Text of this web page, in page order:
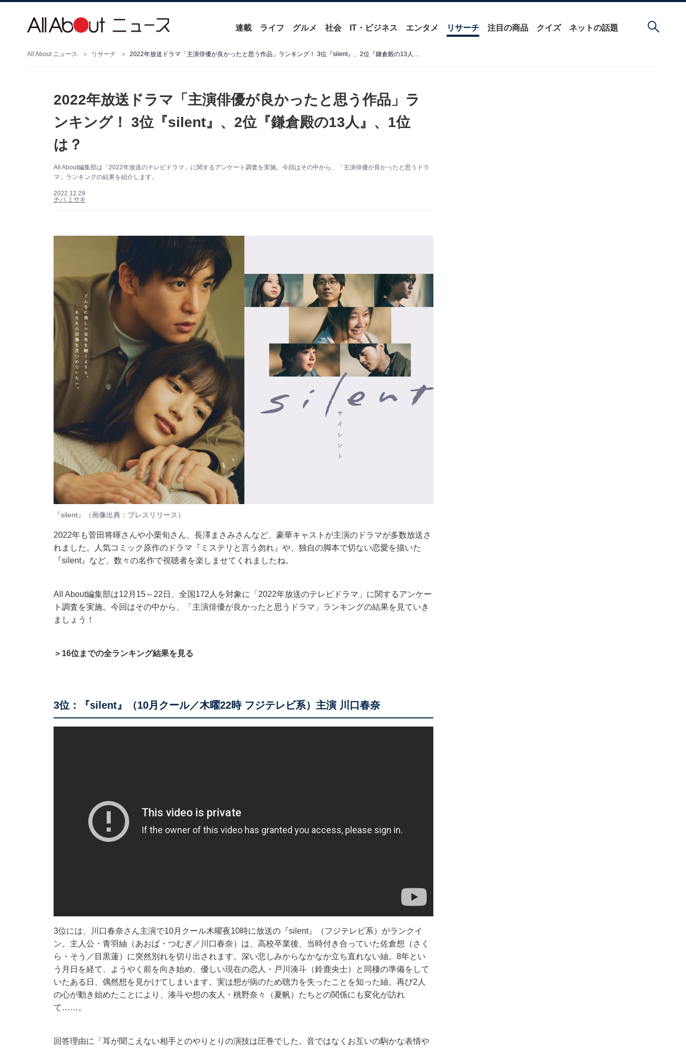
連載 ライフ グルメ 社会 IT・ビジネス エンタメ リサーチ 注目の商品 クイズ ネットの話題
All About ニュース リサーチ 2022年放送ドラマ「主演俳優が良かったと思う作品」ランキング！ 3位『silent』、2位『鎌倉殿の13人』、1位は？
2022年放送ドラマ「主演俳優が良かったと思う作品」ラ
ンキング！ 3位『silent』、2位『鎌倉殿の13人』、1位
は？
All About編集部は「2022年放送のテレビドラマ」に関するアンケート調査を実施。今回はその中から、「主演俳優が良かったと思うドラ
マ」ランキングの結果を紹介します。
2022.12.29
チバ ミサキ
『silent』（画像出典： プレスリリース ）
2022年も菅田将暉さんや小栗旬さん、長澤まさみさんなど、豪華キャストが主演のドラマが多数放送さ
れました。人気コミック原作のドラマ『ミステリと言う勿れ』や、独自の脚本で切ない恋愛を描いた
『silent』など、数々の名作で視聴者を楽しませてくれましたね。
All About編集部は12月15～22日、全国172人を対象に「2022年放送のテレビドラマ」に関するアンケー
ト調査を実施。今回はその中から、「主演俳優が良かったと思うドラマ」ランキングの結果を見ていき
ましょう！
＞16位までの全ランキング結果を見る
3位：『silent』（10月クール／木曜22時 フジテレビ系）主演 川口春奈
3位には、川口春奈さん主演で10月クール木曜夜10時に放送の『silent』（フジテレビ系）がランクイ
ン。主人公・青羽紬（あおば・つむぎ／川口春奈）は、高校卒業後、当時付き合っていた佐倉想（さく
ら・そう／目黒蓮）に突然別れを切り出されます。深い悲しみからなかなか立ち直れない紬。8年とい
う月日を経て、ようやく前を向き始め、優しい現在の恋人・戸川湊斗（鈴鹿央士）と同棲の準備をして
いたある日、偶然想を見かけてしまいます。実は想が病のため聴力を失ったことを知った紬。再び2人
の心が動き始めたことにより、湊斗や想の友人・桃野奈々（夏帆）たちとの関係にも変化が訪れ
て……。
回答理由に「耳が聞こえない相手とのやりとりの演技は圧巻でした。音ではなくお互いの駒かな表情や